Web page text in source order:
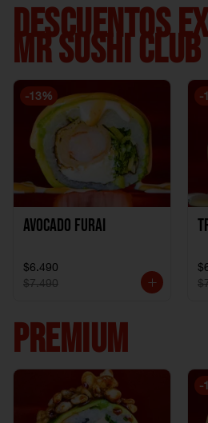
DESCUENTOS
MR SUSHI CLUB
-13%
Avocado Furai
$6.490
$7.490
-
PREMIUM
-